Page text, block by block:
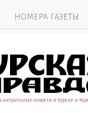
НОМЕРА ГАЗЕТЫ
актуальные новости в Курске и